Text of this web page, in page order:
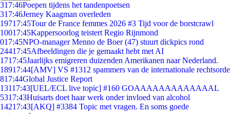
317:46Poepen tijdens het tandenpoetsen
317:46Jerney Kaagman overleden
19717:45Tour de France femmes 2026 #3 Tijd voor de borstcrawl
10017:45Kappersoorlog teistert Regio Rijnmond
017:45NPO-manager Menno de Boer (47) stuurt dickpics rond
24417:45Afbeeldingen die je gemaakt hebt met AI
1717:45Jaarlijks emigreren duizenden Amerikanen naar Nederland.
18917:44[AMV] VS #1312 spammers van de internationale rechtsorde
817:44Global Justice Report
13117:43[UEL/ECL live topic] #160 GOAAAAAAAAAAAAAL
5317:43Huisarts doet haar werk onder invloed van alcohol
14217:43[AKQ] #3384 Topic met vragen. En soms goede